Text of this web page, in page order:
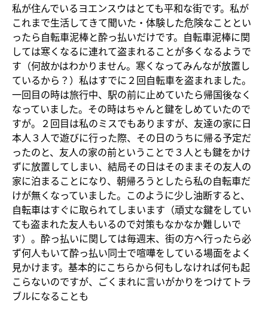
私が住んでいるヨエンスウはとても平和な街です。私が
これまで生活してきて聞いた・体験した危険なこととい
ったら自転車泥棒と酔っ払いだけです。自転車泥棒に関
しては寒くなるに連れて盗まれることが多くなるようで
す（何故かはわかりません。寒くなってみんなが放置し
ているから？）私はすでに２回自転車を盗まれました。
一回目の時は旅行中、駅の前に止めていたら帰国後なく
なっていました。その時はちゃんと鍵をしめていたので
すが。２回目は私のミスでもありますが、友達の家に日
本人３人で遊びに行った際、その日のうちに帰る予定だ
ったのと、友人の家の前ということで３人とも鍵をかけ
ずに放置してしまい、結局その日はそのままその友人の
家に泊まることになり、朝帰ろうとしたら私の自転車だ
けが無くなっていました。このように少し油断すると、
自転車はすぐに取られてしまいます（頑丈な鍵をしてい
ても盗まれた友人もいるので対策もなかなか難しいで
す）。酔っ払いに関しては毎週末、街の方へ行ったら必
ず何人もいて酔っ払い同士で喧嘩をしている場面をよく
見かけます。基本的にこちらから何もしなければ何も起
こらないのですが、ごくまれに言いがかりをつけてトラ
ブルになることも